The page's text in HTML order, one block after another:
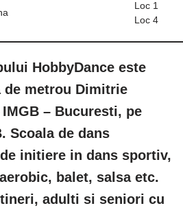
Loc 1
Loc 4
HobbyDance este
de metrou Dimitrie
– Bucuresti, pe
Scoala de dans
initiere in dans sportiv,
balet, salsa etc.
adulti si seniori cu